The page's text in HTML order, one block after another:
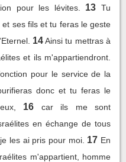
pour les lévites.
13 Tu
ses fils et tu feras le geste
14 Ainsi tu mettras à
et ils m'appartiendront.
pour le service de la
donc et tu feras le
16
car ils me sont
en échange de tous
les ai pris pour moi. 17 En
m'appartient, homme